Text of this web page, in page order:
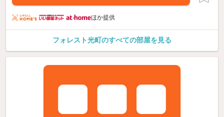
ほか提供
フォレスト光町のすべての部屋を見る